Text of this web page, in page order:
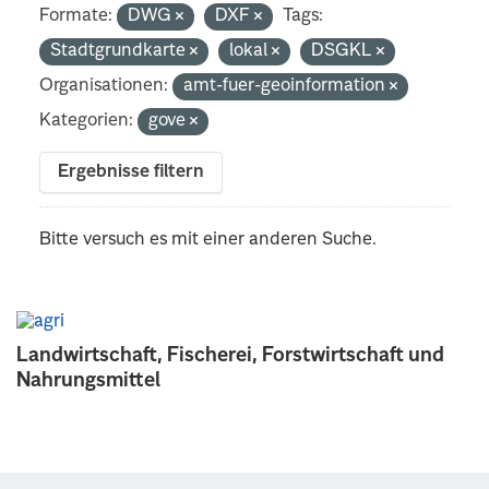
Landwirtschaft, Fischerei, Forstwirtschaft und
Nahrungsmittel
Formate: DWG DXF
Tags:
Stadtgrundkarte
lokal
DSGKL
Organisationen:
amt-fuer-geoinformation
Kategorien:
gove
Ergebnisse filtern
Bitte versuch es mit einer anderen Suche.